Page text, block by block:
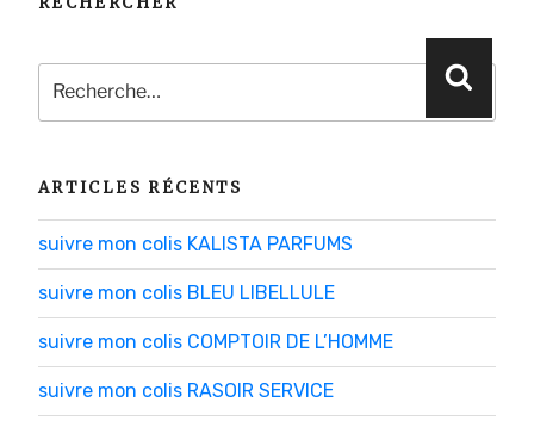
Recherche
pour
:
ARTICLES RÉCENTS
suivre mon colis KALISTA PARFUMS
suivre mon colis BLEU LIBELLULE
suivre mon colis COMPTOIR DE L’HOMME
suivre mon colis RASOIR SERVICE